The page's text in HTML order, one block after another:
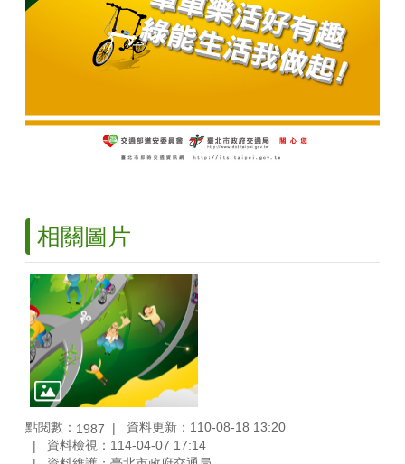
相關圖片
點閱數： 1987
資料更新：110-08-18 13:20
資料檢視：114-04-07 17:14